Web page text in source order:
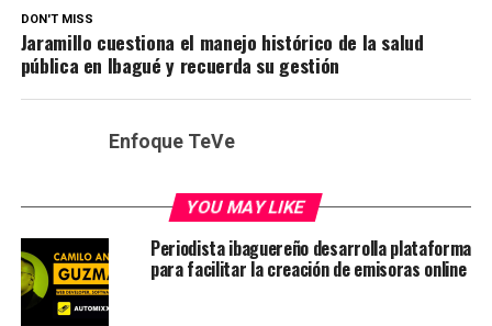
DON'T MISS
Jaramillo cuestiona el manejo histórico de la salud
pública en Ibagué y recuerda su gestión
Enfoque TeVe
YOU MAY LIKE
Periodista ibaguereño desarrolla plataforma
para facilitar la creación de emisoras online